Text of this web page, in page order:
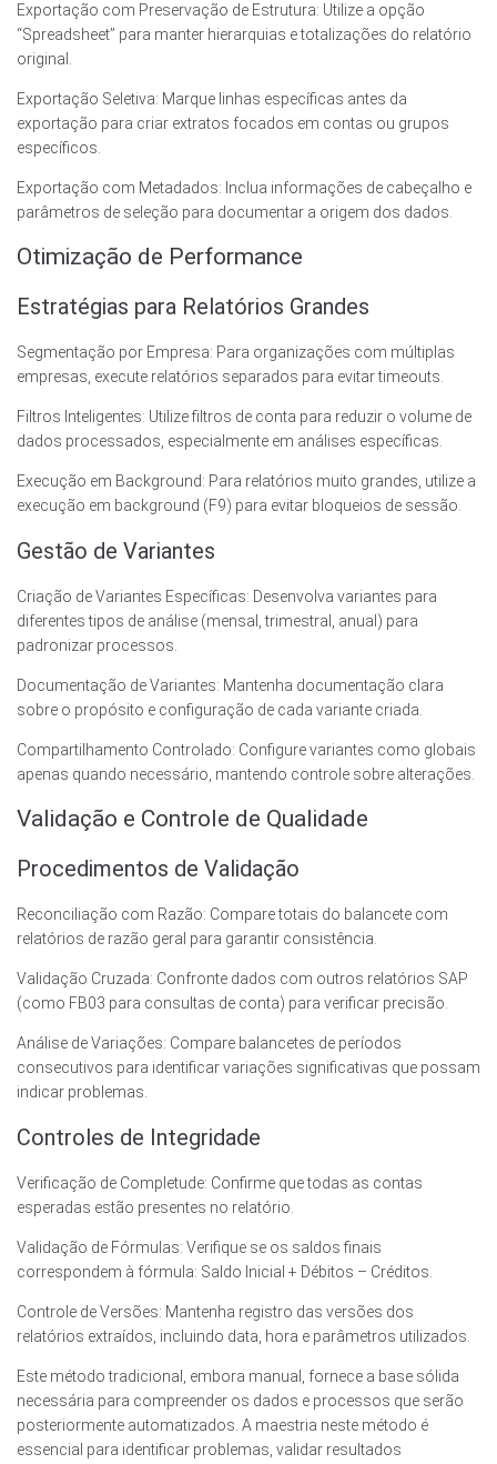
Exportação com Preservação de Estrutura: Utilize a opção
“Spreadsheet” para manter hierarquias e totalizações do relatório
original.
Exportação Seletiva: Marque linhas específicas antes da
exportação para criar extratos focados em contas ou grupos
específicos.
Exportação com Metadados: Inclua informações de cabeçalho e
parâmetros de seleção para documentar a origem dos dados.
Otimização de Performance
Estratégias para Relatórios Grandes
Segmentação por Empresa: Para organizações com múltiplas
empresas, execute relatórios separados para evitar timeouts.
Filtros Inteligentes: Utilize filtros de conta para reduzir o volume de
dados processados, especialmente em análises específicas.
Execução em Background: Para relatórios muito grandes, utilize a
execução em background (F9) para evitar bloqueios de sessão.
Gestão de Variantes
Criação de Variantes Específicas: Desenvolva variantes para
diferentes tipos de análise (mensal, trimestral, anual) para
padronizar processos.
Documentação de Variantes: Mantenha documentação clara
sobre o propósito e configuração de cada variante criada.
Compartilhamento Controlado: Configure variantes como globais
apenas quando necessário, mantendo controle sobre alterações.
Validação e Controle de Qualidade
Procedimentos de Validação
Reconciliação com Razão: Compare totais do balancete com
relatórios de razão geral para garantir consistência.
Validação Cruzada: Confronte dados com outros relatórios SAP
(como FB03 para consultas de conta) para verificar precisão.
Análise de Variações: Compare balancetes de períodos
consecutivos para identificar variações significativas que possam
indicar problemas.
Controles de Integridade
Verificação de Completude: Confirme que todas as contas
esperadas estão presentes no relatório.
Validação de Fórmulas: Verifique se os saldos finais
correspondem à fórmula: Saldo Inicial + Débitos – Créditos.
Controle de Versões: Mantenha registro das versões dos
relatórios extraídos, incluindo data, hora e parâmetros utilizados.
Este método tradicional, embora manual, fornece a base sólida
necessária para compreender os dados e processos que serão
posteriormente automatizados. A maestria neste método é
essencial para identificar problemas, validar resultados